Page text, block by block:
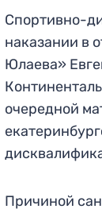
Спортивно-
наказании в
Юлаева»
очередной
Причиной